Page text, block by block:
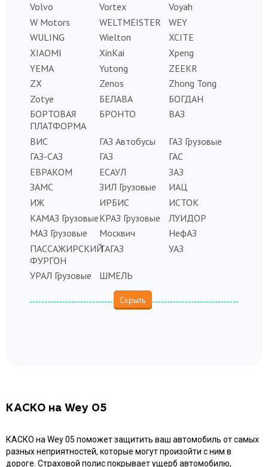
Volvo
Vortex
Voyah
W Motors
WELTMEISTER
WEY
WULING
Wielton
XCITE
XIAOMI
XinKai
Xpeng
YEMA
Yutong
ZEEKR
ZX
Zenos
Zhong Tong
Zotye
БЕЛАВА
БОГДАН
БОРТОВАЯ
ПЛАТФОРМА
БРОНТО ВАЗ
ВИС ГАЗ Автобусы
ГАЗ Грузовые
ГАЗ-САЗ
ГАЗ
ГАС
ЕВРАКОМ
ЕСАУЛ
ЗАЗ
ЗАМС
ЗИЛ Грузовые
ИАЦ
ИЖ
ИРБИС
ИСТОК
КАМАЗ ГрузовыеКРАЗ Грузовые
ЛУИДОР
МАЗ Грузовые
Москвич
НефАЗ
ПАССАЖИРСКИЙ
ФУРГОН
ТАГАЗ УАЗ
УРАЛ Грузовые ШМЕЛЬ
КАСКО на Wey 05
КАСКО на Wey 05 поможет защитить ваш автомобиль от самых
разных неприятностей, которые могут произойти с ним в
дороге. Страховой полис покрывает ущерб автомобилю,